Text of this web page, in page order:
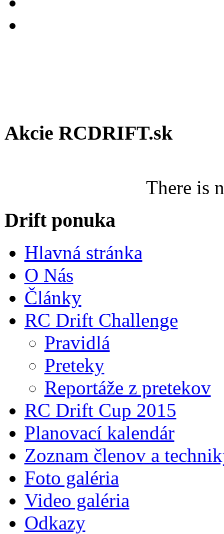
Akcie RCDRIFT.sk
There is
Drift ponuka
Hlavná stránka
O Nás
Články
RC Drift Challenge
Pravidlá
Preteky
Reportáže z pretekov
RC Drift Cup 2015
Planovací kalendár
Zoznam členov a
Foto galéria
Video galéria
Odkazy